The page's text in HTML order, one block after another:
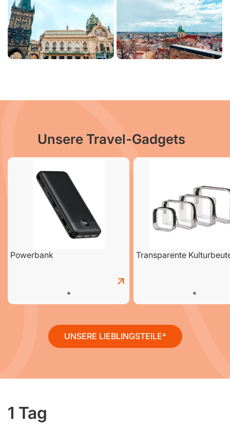
Unsere Travel-Gadgets
Powerbank Transparente
UNSERE LIEBLINGSTEILE
1 Tag